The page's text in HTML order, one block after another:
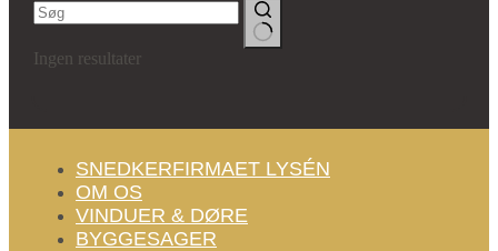
Ingen resultater
SNEDKERFIRMAET LYSÉN
OM OS
VINDUER & DØRE
BYGGESAGER